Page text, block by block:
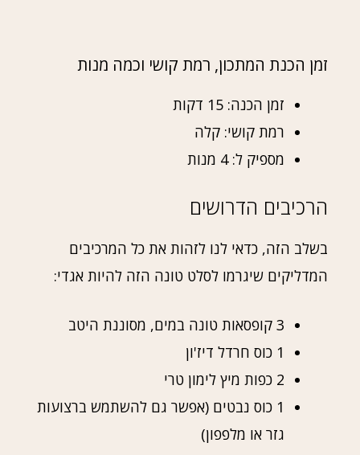
זמן הכנת המתכון, רמת קושי וכמה מנות
זמן הכנה: 15 דקות
רמת קושי: קלה
מספיק ל: 4 מנות
הרכיבים הדרושים
בשלב הזה, כדאי לנו לזהות את כל המרכיבים
המדליקים שיגרמו לסלט טונה הזה להיות אגדי:
3 קופסאות טונה במים, מסוננת היטב
1 כוס חרדל דיז'ון
2 כפות מיץ לימון טרי
1 כוס נבטים (אפשר גם להשתמש ברצועות
גזר או מלפפון)